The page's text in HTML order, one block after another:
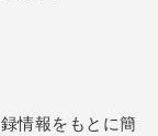
情報をもとに簡